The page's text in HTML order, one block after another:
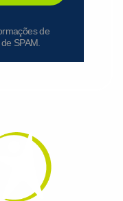
de
SPAM.